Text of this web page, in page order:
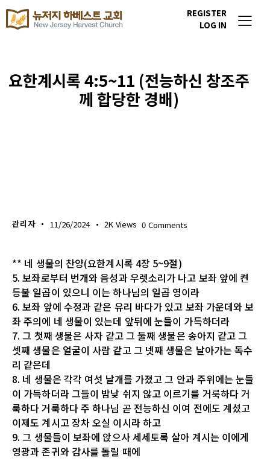
REGISTER
LOG IN
요한계시록 4:5~11 (전능하신 창조주
께 합당한 경배)
관리자 11/26/2024 2K Views 0 Comments
** 네 생물의 찬양(요한계시록 4장 5~9절)
5. 보좌로부터 번개와 음성과 우렛소리가 나고 보좌 앞에 켠
등불 일곱이 있으니 이는 하나님의 일곱 영이라
6. 보좌 앞에 수정과 같은 유리 바다가 있고 보좌 가운데와 보
좌 주의에 네 생물이 있는데 앞뒤에 눈들이 가득하더라
7. 그 첫째 생물은 사자 같고 그 둘째 생물은 송아지 같고 그
셋째 생물은 얼굴이 사람 같고 그 넷째 생물은 날아가는 독수
리 같은데
8. 네 생물은 각각 여섯 날개를 가졌고 그 안과 주위에는 눈들
이 가득하더라 그들이 밤낮 쉬지 않고 이르기를 거룩하다 거
룩하다 거룩하다 주 하나님 곧 전능하신 이여 전에도 계셨고
이제도 계시고 장차 오실 이시라 하고
9. 그 생물들이 보좌에 앉으사 세세토록 살아 계시는 이에게
영광과 존귀와 감사를 돌릴 때에